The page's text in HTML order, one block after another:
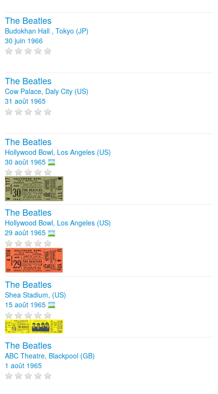
The Beatles
Budokhan Hall , Tokyo (JP)
30 juin 1966
The Beatles
Cow Palace, Daly City (US)
31 août 1965
The Beatles
Hollywood Bowl, Los Angeles (US)
30 août 1965
The Beatles
Hollywood Bowl, Los Angeles (US)
29 août 1965
The Beatles
Shea Stadium, (US)
15 août 1965
The Beatles
ABC Theatre, Blackpool (GB)
1 août 1965